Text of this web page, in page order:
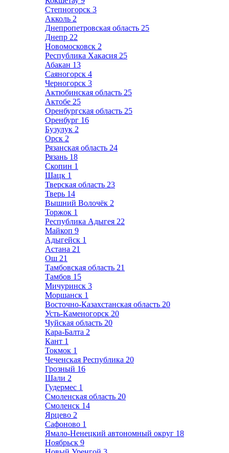
Степногорск 3
Акколь 2
Днепропетровская область 25
Днепр 22
Новомосковск 2
Республика Хакасия 25
Абакан 13
Саяногорск 4
Черногорск 3
Актюбинская область 25
Актобе 25
Оренбургская область 25
Оренбург 16
Бузулук 2
Орск 2
Рязанская область 24
Рязань 18
Скопин 1
Шацк 1
Тверская область 23
Тверь 14
Вышний Волочёк 2
Торжок 1
Республика Адыгея 22
Майкоп 9
Адыгейск 1
Астана 21
Ош 21
Тамбовская область 21
Тамбов 15
Мичуринск 3
Моршанск 1
Восточно-Казахстанская область 20
Усть-Каменогорск 20
Чуйская область 20
Кара-Балта 2
Кант 1
Токмок 1
Чеченская Республика 20
Грозный 16
Шали 2
Гудермес 1
Смоленская область 20
Смоленск 14
Ярцево 2
Сафоново 1
Ямало-Ненецкий автономный округ 18
Ноябрьск 9